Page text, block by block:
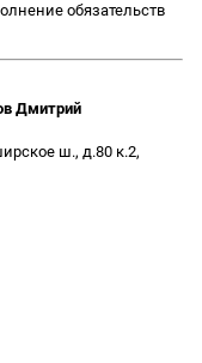
обязательств
Дмитрий
ш., д.80 к.2,